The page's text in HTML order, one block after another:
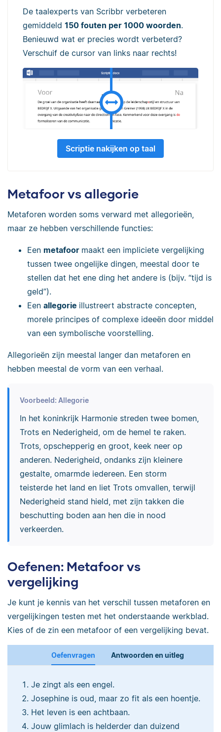
De taalexperts van Scribbr verbeteren
gemiddeld 150 fouten per 1000 woorden.
Benieuwd wat er precies wordt verbeterd?
Verschuif de cursor van links naar rechts!
Scriptie nakijken op taal
Metafoor vs allegorie
Metaforen worden soms verward met allegorieën,
maar ze hebben verschillende functies:
Een metafoor maakt een impliciete vergelijking
tussen twee ongelijke dingen, meestal door te
stellen dat het ene ding het andere is (bijv. “tijd is
geld”).
Een allegorie illustreert abstracte concepten,
morele principes of complexe ideeën door middel
van een symbolische voorstelling.
Allegorieën zijn meestal langer dan metaforen en
hebben meestal de vorm van een verhaal.
Voorbeeld: Allegorie
In het koninkrijk Harmonie streden twee bomen,
Trots en Nederigheid, om de hemel te raken.
Trots, opschepperig en groot, keek neer op
anderen. Nederigheid, ondanks zijn kleinere
gestalte, omarmde iedereen. Een storm
teisterde het land en liet Trots omvallen, terwijl
Nederigheid stand hield, met zijn takken die
beschutting boden aan hen die in nood
verkeerden.
Oefenen: Metafoor vs
vergelijking
Je kunt je kennis van het verschil tussen metaforen en
vergelijkingen testen met het onderstaande werkblad.
Kies of de zin een metafoor of een vergelijking bevat.
Oefenvragen Antwoorden en uitleg
Je zingt als een engel.
Josephine is oud, maar zo fit als een hoentje.
Het leven is een achtbaan.
Jouw glimlach is helderder dan duizend